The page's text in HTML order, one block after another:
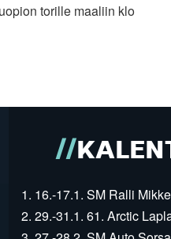
torille maaliin klo
1. 16.-17.1. SM Ralli
2. 29.-31.1. 61. Arctic